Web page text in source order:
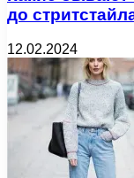
до
12.02.2024